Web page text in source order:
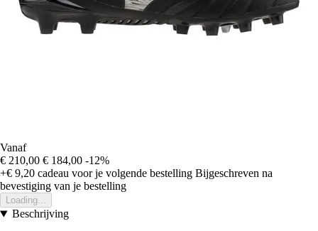
Vanaf
€ 210,00 € 184,00 -12%
+€ 9,20 cadeau voor je volgende bestelling Bijgeschreven na
bevestiging van je bestelling
Loading...
Beschrijving